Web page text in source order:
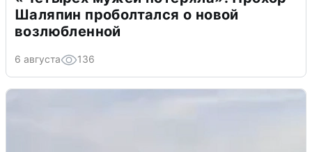
Шаляпин проболтался о новой
возлюбленной
6 августа 136